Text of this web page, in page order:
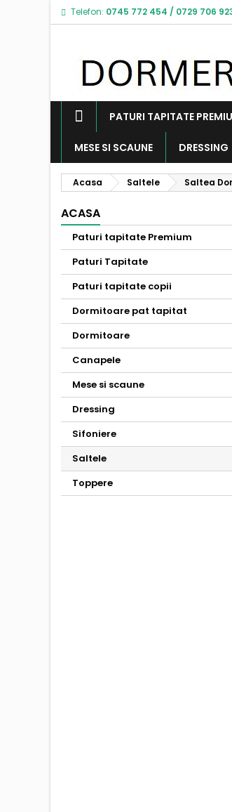
Telefon: 0745 772 454 / 0729 706
PATURI TAPITATE
MESE SI SCAUNE DRESSING
Acasa Saltele Saltea
ACASA
Paturi tapitate Premium
Paturi Tapitate
Paturi tapitate copii
Dormitoare pat tapitat
Dormitoare
Canapele
Mese si scaune
Dressing
Sifoniere
Saltele
Toppere